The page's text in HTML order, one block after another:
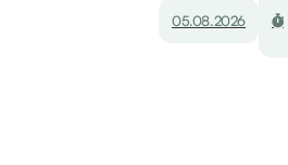
05.08.2026